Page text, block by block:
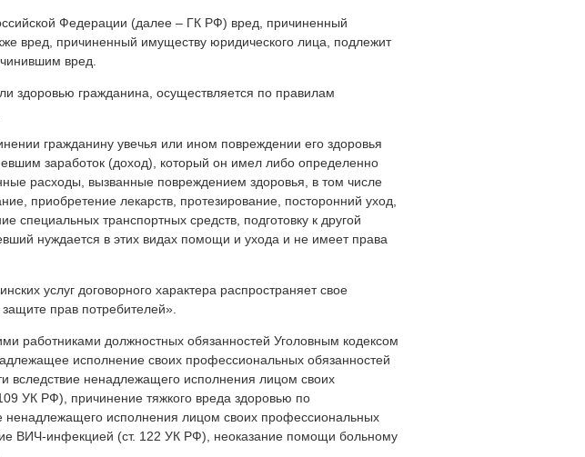
Федерации (далее – ГК РФ) вред, причиненный
вред, причиненный имуществу юридического лица, подлежит
вред.
здоровью гражданина, осуществляется по правилам
гражданину увечья или ином повреждении его здоровья
заработок (доход), который он имел либо определенно
расходы, вызванные повреждением здоровья, в том числе
приобретение лекарств, протезирование, посторонний уход,
специальных транспортных средств, подготовку к другой
нуждается в этих видах помощи и ухода и не имеет права
услуг договорного характера распространяет свое
прав потребителей».
работниками должностных обязанностей Уголовным кодексом
исполнение своих профессиональных обязанностей
вследствие ненадлежащего исполнения лицом своих
УК РФ), причинение тяжкого вреда здоровью по
ненадлежащего исполнения лицом своих профессиональных
ВИЧ-инфекцией (ст. 122 УК РФ), неоказание помощи больному